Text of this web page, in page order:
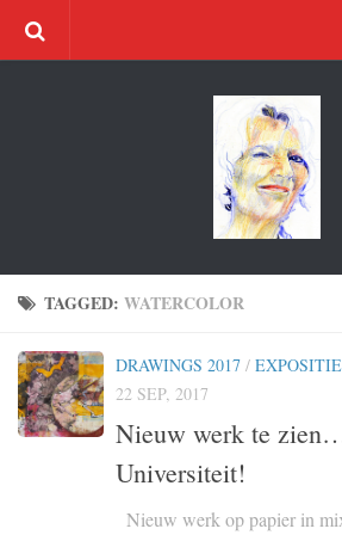
Oil paintings 2014
Pictura
TAGGED: WATERCOLOR
DRAWINGS 2017 / EXPOSITIE
22 SEP, 2017
Nieuw werk te
Universiteit!
Nieuw werk op papier in